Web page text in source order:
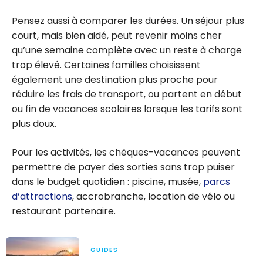
Pensez aussi à comparer les durées. Un séjour plus
court, mais bien aidé, peut revenir moins cher
qu’une semaine complète avec un reste à charge
trop élevé. Certaines familles choisissent
également une destination plus proche pour
réduire les frais de transport, ou partent en début
ou fin de vacances scolaires lorsque les tarifs sont
plus doux.
Pour les activités, les chèques-vacances peuvent
permettre de payer des sorties sans trop puiser
dans le budget quotidien : piscine, musée, parcs
d’attractions, accrobranche, location de vélo ou
restaurant partenaire.
GUIDES